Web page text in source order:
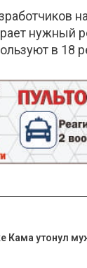
нужный
в 18
Кама утонул